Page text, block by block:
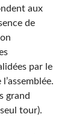
aux
de
par le
grand
tour).